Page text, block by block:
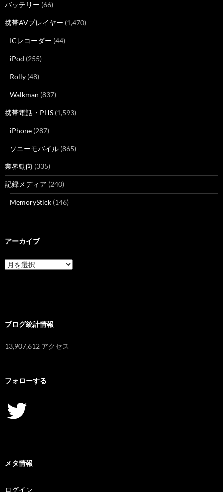
バッテリー (66)
携帯AVプレイヤー (1,470)
ICレコーダー (44)
iPod (255)
Rolly (48)
Walkman (837)
携帯電話・PHS (1,593)
iPhone (287)
ソニーモバイル (865)
業界動向 (335)
記録メディア (240)
MemoryStick (146)
アーカイブ
ア
ー
ブログ統計情報
13,907,612 アクセス
フォローする
Twitter
メタ情報
ログイン